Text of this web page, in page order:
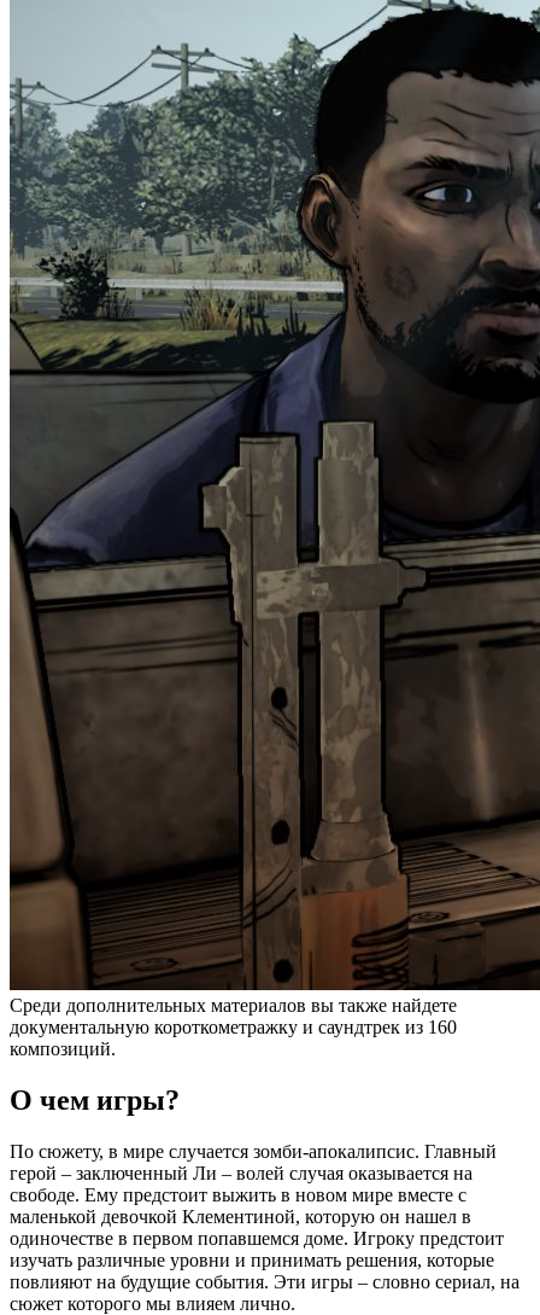
Среди дополнительных материалов вы также найдете
документальную короткометражку и саундтрек из 160
композиций.
О чем игры?
По сюжету, в мире случается зомби-апокалипсис. Главный
герой – заключенный Ли – волей случая оказывается на
свободе. Ему предстоит выжить в новом мире вместе с
маленькой девочкой Клементиной, которую он нашел в
одиночестве в первом попавшемся доме. Игроку предстоит
изучать различные уровни и принимать решения, которые
повлияют на будущие события. Эти игры – словно сериал, на
сюжет которого мы влияем лично.